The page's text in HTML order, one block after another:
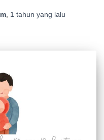
1 tahun yang lalu